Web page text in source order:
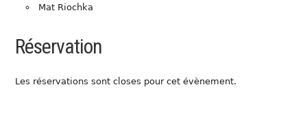
Mat Riochka
Réservation
Les réservations sont closes pour cet évènement.